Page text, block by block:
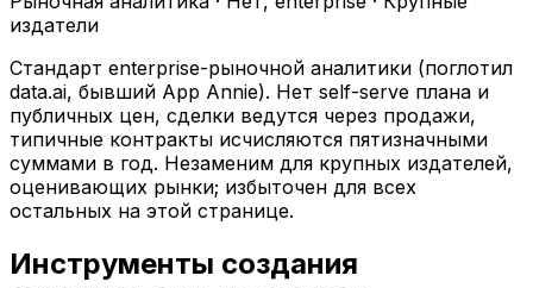
издатели
Стандарт enterprise-рыночной аналитики (поглотил
data.ai, бывший App Annie). Нет self-serve плана и
публичных цен, сделки ведутся через продажи,
типичные контракты исчисляются пятизначными
суммами в год. Незаменим для крупных издателей,
оценивающих рынки; избыточен для всех
остальных на этой странице.
Инструменты создания